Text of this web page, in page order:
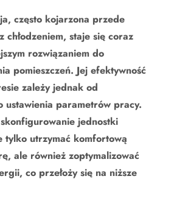
często kojarzona przede
chłodzeniem, staje się coraz
rozwiązaniem do
pomieszczeń. Jej efektywność
zależy jednak od
ustawienia parametrów pracy.
jednostki
tylko utrzymać komfortową
ale również zoptymalizować
co przełoży się na niższe